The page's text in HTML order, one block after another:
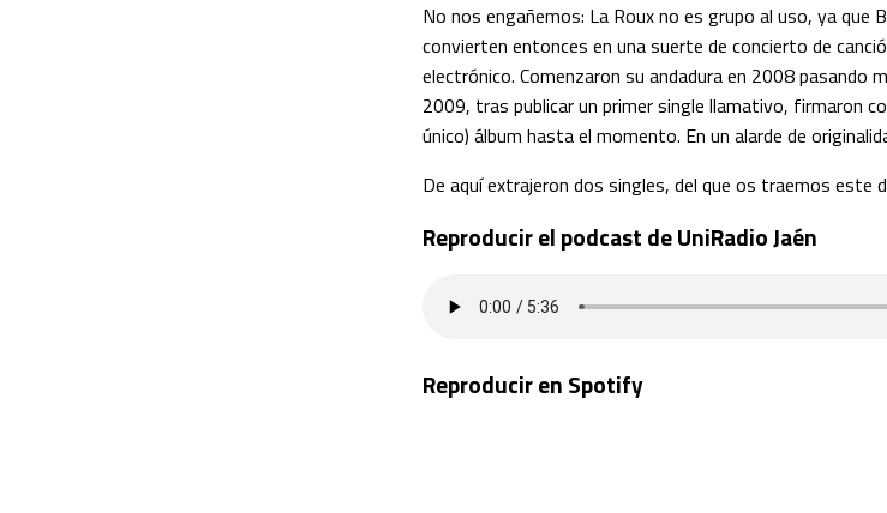
No nos engañemos: La Roux no es grupo al uso, ya que
convierten entonces en una suerte de concierto de
electrónico. Comenzaron su andadura en 2008 pasando
2009, tras publicar un primer single llamativo, firmaron
único) álbum hasta el momento. En un alarde de
De aquí extrajeron dos singles, del que os traemos este
Reproducir el podcast de UniRadio Jaén
Reproducir en Spotify